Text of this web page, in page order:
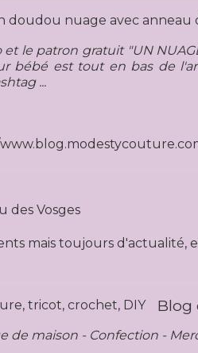
et le patron gratuit "UN
bébé est tout en bas de
...
des Vosges
mais toujours d'actualité,
Blog
de maison - Confection -